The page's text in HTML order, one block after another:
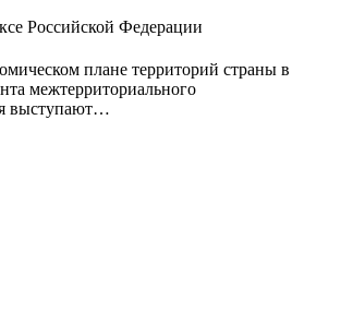
Российской Федерации
плане территорий страны в
межтерриториального
выступают…